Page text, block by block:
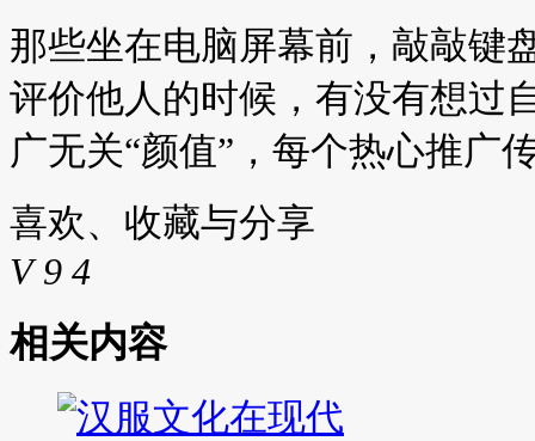
那些坐在电脑屏幕前，敲敲键
评价他人的时候，有没有想过
广无关“颜值”，每个热心推广
喜欢、收藏与分享
V 9 4
相关内容